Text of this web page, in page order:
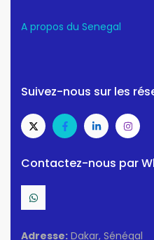
A propos du Senegal
Suivez-nous sur les
Contactez-nous par
Adresse: Dakar, Sénégal